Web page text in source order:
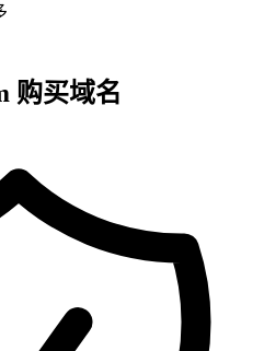
购买域名